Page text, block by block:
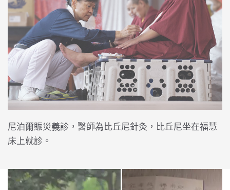
尼泊爾賑災義診，醫師為比丘尼針灸，比丘尼坐在福慧
床上就診。